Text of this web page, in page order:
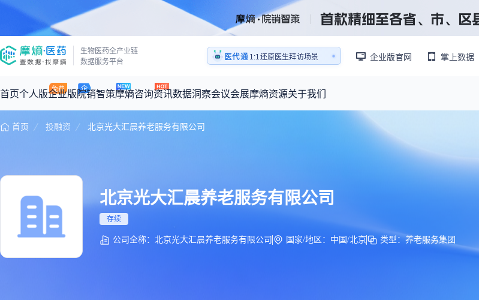
生物医药全产业链
数据服务平台
医代通
医药销售AI模拟陪练系统
1:1还原医生拜访场景
医药销售AI模拟陪练系统
企业版官网 掌上数据
首页个人版企业版院销智策摩熵咨询
产品立项评估及管线规划
产业/行业调研
市场洞察咨询服务
投资决策与交易估值
资源大厅
资讯
政策法规
赛道梳理
投融资
科普
摩熵视野
专家观点
数据洞察
基于市场数据，为您提供全面的市场趋势分析与决策支持
2026年Q1总销售额：
3,066亿元
整合全球研发数据与行业前沿情报，为药物研发提供全链条专业信息支撑
数据查询
会议会展摩熵资源
回放
王中健
2026-07-24 20:00-21:00
产业供需
关于我们
联系我们
首页 投融资 北京光大汇晨养老服务有限公司
北京光大汇晨养老服务有限公司
存续
公司全称：北京光大汇晨养老服务有限公司 国家/地区：中国/北京 类型：养老服务集团